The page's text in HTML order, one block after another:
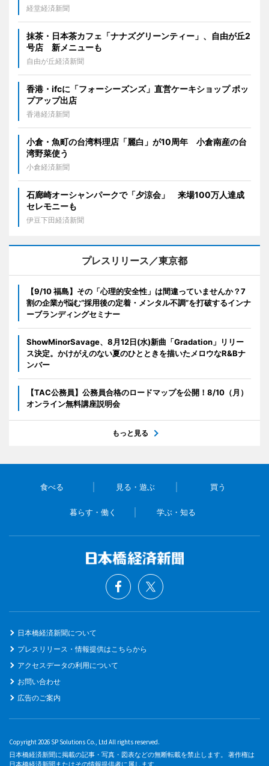
経堂経済新聞
抹茶・日本茶カフェ「ナナズグリーンティー」、自由が丘2
号店 新メニューも
自由が丘経済新聞
香港・ifcに「フォーシーズンズ」直営ケーキショップ ポッ
プアップ出店
香港経済新聞
小倉・魚町の台湾料理店「麗白」が10周年 小倉南産の台
湾野菜使う
小倉経済新聞
石廊崎オーシャンパークで「夕涼会」 来場100万人達成
セレモニーも
伊豆下田経済新聞
プレスリリース／東京都
【9/10 福島】その「心理的安全性」は間違っていませんか？7
割の企業が悩む“採用後の定着・メンタル不調”を打破するインナ
ーブランディングセミナー
ShowMinorSavage、8月12日(水)新曲「Gradation」リリー
ス決定。かけがえのない夏のひとときを描いたメロウなR&Bナ
ンバー
【TAC公務員】公務員合格のロードマップを公開！8/10（月）
オンライン無料講座説明会
もっと見る
食べる 見る・遊ぶ 買う
暮らす・働く 学ぶ・知る
日本橋経済新聞について
プレスリリース・情報提供はこちらから
アクセスデータの利用について
お問い合わせ
広告のご案内
Copyright 2026 SP Solutions Co., Ltd All rights reserved.
日本橋経済新聞に掲載の記事・写真・図表などの無断転載を禁止します。 著作権は
日本橋経済新聞またはその情報提供者に属します。